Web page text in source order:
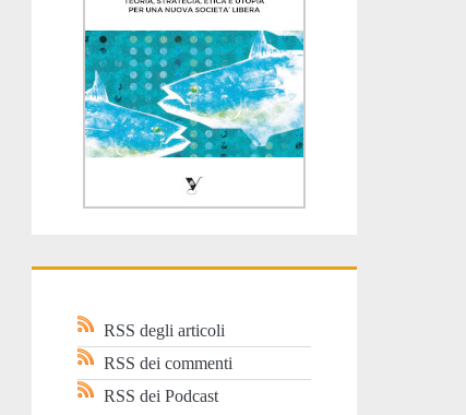
RSS degli articoli
RSS dei commenti
RSS dei Podcast